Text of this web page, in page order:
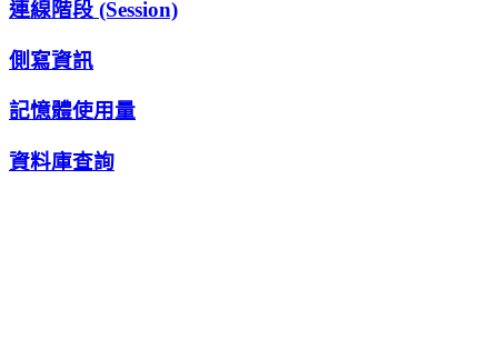
連線階段 (Session)
側寫資訊
記憶體使用量
資料庫查詢